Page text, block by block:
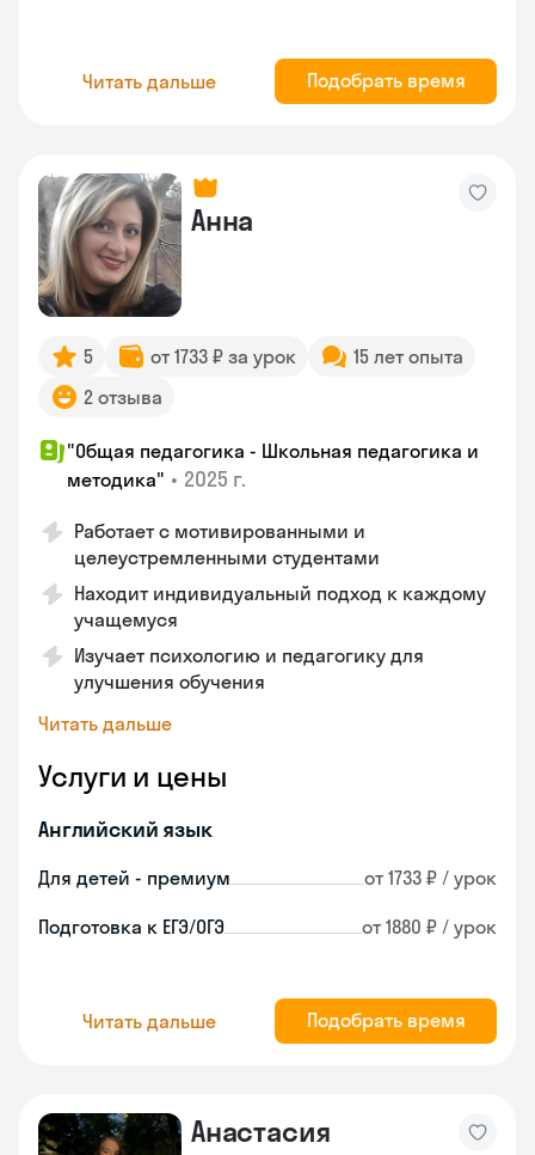
Читать дальше Подобрать время
Анна
5 от 1733 ₽ за урок
15 лет опыта
2 отзыва
"Общая педагогика - Школьная педагогика и
методика" • 2025 г.
Работает с мотивированными и
целеустремленными студентами
Находит индивидуальный подход к каждому
учащемуся
Изучает психологию и педагогику для
улучшения обучения
Читать дальше
Услуги и цены
Английский язык
Для детей - премиум от 1733 ₽ / урок
Подготовка к ЕГЭ/ОГЭ от 1880 ₽ / урок
Читать дальше Подобрать время
Анастасия